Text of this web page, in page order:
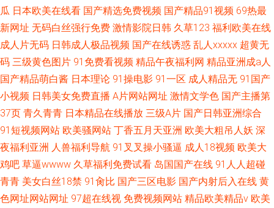
瓜 日本欧美在线看 国产精选免费视频 国产精品91视频 69热最
新网址 无码白丝强行免费 激情影院日韩 久草123 福利欧美在线
成人片无码 日韩成人极品视频 国产在线诱惑 乱人xxxxx 超黄无
码 三级黄色图片 91免费看视频 精品午夜福利网 精品亚洲成a人
国产精品萌白酱 日本理论 91操电影 91一区 成人精品无 91国产
小视频 日韩美女免费直播 A片网站网址 激情文学色 国产主播第
37页 青久青青 日本精品在线播放 三级A片 国产日韩亚洲综合
91短视频网站 欧美骚网站 丁香五月天亚洲 欧美大粗吊人妖 深
夜福利亚洲 人兽福利导航 91叉叉操小骚逼 成人18视频 欧美大
鸡吧 草逼wwww 久草福利免费试看 岛国国产在线 91人人超碰
青青 美女白丝18禁 91肏比 国产三区电影 国产内射后入在线 黄
色网址网站网址 97超在线视 免费视频网站 精品欧美精品v 欧美